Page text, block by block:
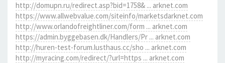
http://domupn.ru/redirect.asp?bid=1758& ... arknet.com
https://www.allwebvalue.com/siteinfo/marketsdarknet.com
http://www.orlandofreightliner.com/form ... arknet.com
https://admin.byggebasen.dk/Handlers/Pr ... arknet.com
http://huren-test-forum.lusthaus.cc/sho ... arknet.com
http://myracing.com/redirect/?url=https ... arknet.com